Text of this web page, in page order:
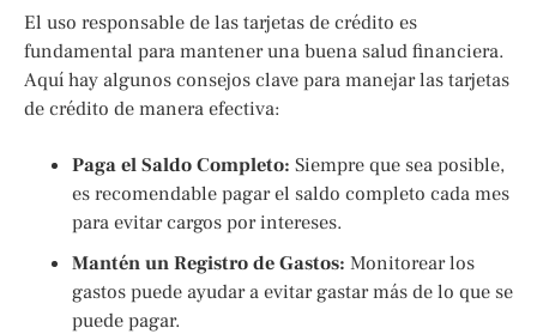
El uso responsable de las tarjetas de crédito es
fundamental para mantener una buena salud financiera.
Aquí hay algunos consejos clave para manejar las tarjetas
de crédito de manera efectiva:
Paga el Saldo Completo: Siempre que sea posible,
es recomendable pagar el saldo completo cada mes
para evitar cargos por intereses.
Mantén un Registro de Gastos: Monitorear los
gastos puede ayudar a evitar gastar más de lo que se
puede pagar.